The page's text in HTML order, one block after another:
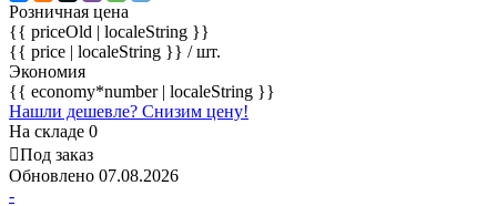
Розничная цена
{{ priceOld | localeString }}
{{ price | localeString }} / шт.
Экономия
{{ economy*number | localeString }}
Нашли дешевле? Снизим цену!
На складе 0
Под заказ
Обновлено 07.08.2026
-